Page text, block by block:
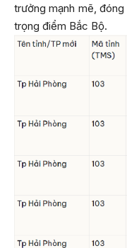
trưởng mạnh mẽ,
trọng điểm Bắc Bộ.